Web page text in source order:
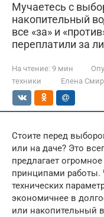
Мучаетесь с
накопительный
все «за» и
переплатили за
На чтение: 9 мин
техники
Елена
Стоите перед
или на даче? Это
предлагает
принципами работы.
технических
экономичнее в
или накопительный